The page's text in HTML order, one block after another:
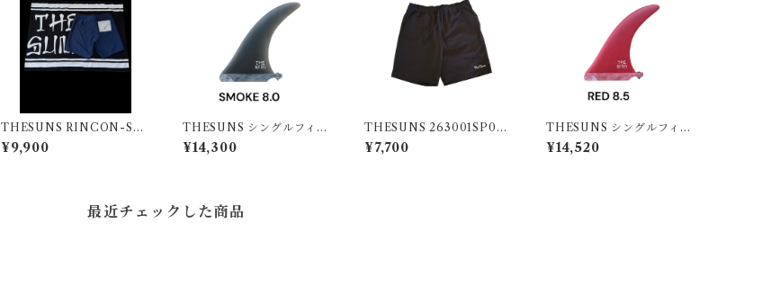
THESUNS RINCON-SU
NS CL NVY
¥9,900
THESUNS シングルフィン
SMOKE8.0
¥14,300
THESUNS 263001SP058
SU BLK
¥7,700
THESUNS シングルフィン
RED8.5
¥14,520
最近チェックした商品